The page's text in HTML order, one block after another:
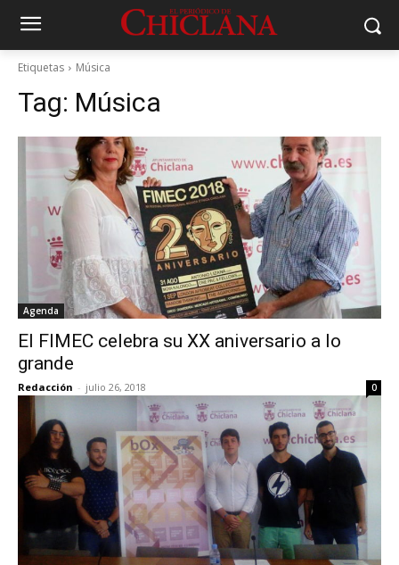
Etiquetas Música
Tag: Música
Agenda
El FIMEC celebra su XX aniversario a lo
grande
Redacción - julio 26, 2018 0